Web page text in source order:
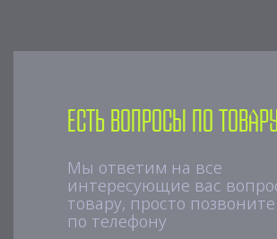
Есть вопросы по
Мы ответим на все
интересующие вас
товару, просто
по телефону